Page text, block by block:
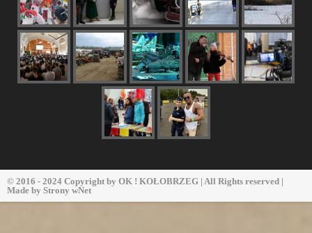
© 2016 - 2024 Copyright by OK ! KOŁOBRZEG | All Rights reserved |
Made by Strony wNet